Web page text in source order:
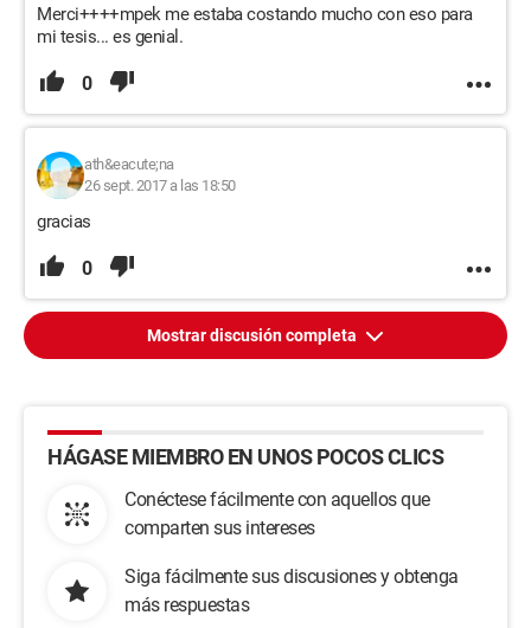
Merci++++mpek me estaba costando mucho con eso para
mi tesis... es genial.
0
ath&eacute;na
26 sept. 2017 a las 18:50
gracias
0
Mostrar discusión completa
HÁGASE MIEMBRO EN UNOS POCOS CLICS
Conéctese fácilmente con aquellos que
comparten sus intereses
Siga fácilmente sus discusiones y obtenga
más respuestas